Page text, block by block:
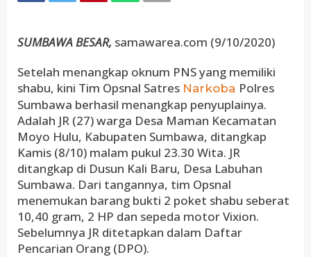
SUMBAWA BESAR, samawarea.com (9/10/2020)
Setelah menangkap oknum PNS yang memiliki
shabu, kini Tim Opsnal Satres Narkoba Polres
Sumbawa berhasil menangkap penyuplainya.
Adalah JR (27) warga Desa Maman Kecamatan
Moyo Hulu, Kabupaten Sumbawa, ditangkap
Kamis (8/10) malam pukul 23.30 Wita. JR
ditangkap di Dusun Kali Baru, Desa Labuhan
Sumbawa. Dari tangannya, tim Opsnal
menemukan barang bukti 2 poket shabu seberat
10,40 gram, 2 HP dan sepeda motor Vixion.
Sebelumnya JR ditetapkan dalam Daftar
Pencarian Orang (DPO).